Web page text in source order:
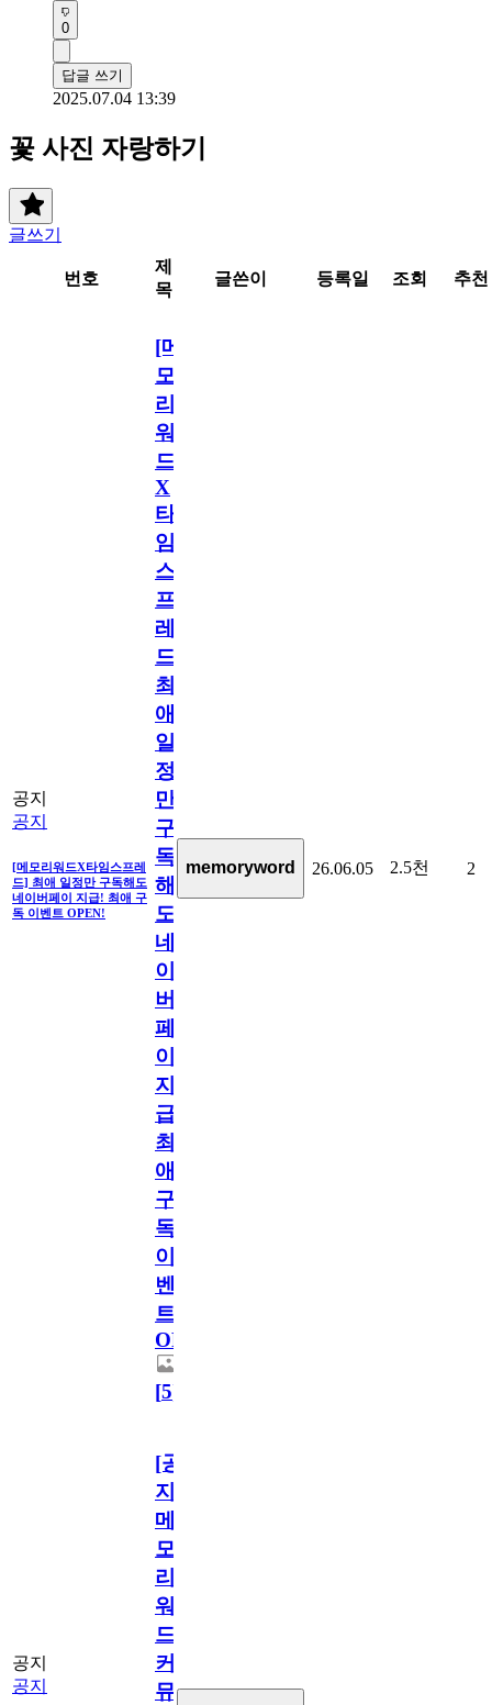
0
답글 쓰기
2025.07.04 13:39
꽃 사진 자랑하기
글쓰기
번호
제
목
글쓴이 등록일 조회 추천
공지
공지
[메모리워드X타임스프레
드] 최애 일정만 구독해도
네이버페이 지급! 최애 구
독 이벤트 OPEN!
[메
모
리
워
드
X
타
임
스
프
레
드]
최
애
일
정
만
구
독
해
도
네
이
버
페
이
지
급!
최
애
구
독
이
벤
트
OPEN!
[5]
memoryword 26.06.05 2.5천 2
공지
공지
[공
지]
메
모
리
워
드
커
뮤